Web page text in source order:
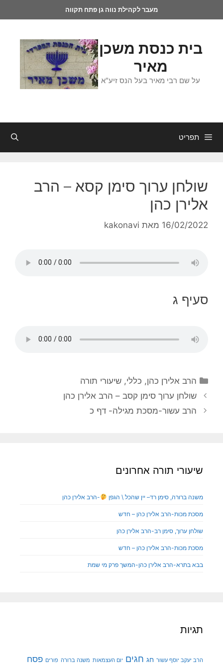
מעבר לקהילת נווה גן פתח תקווה
בית כנסת משכן
מאיר
על שם רבי מאיר בעל הנס זיע"א
תפריט
שולחן ערוך סימן קסא – הרב
אלירן כהן
16/02/2022 מאת kakonavi
סעיף ג
הרב אלירן כהן, כללי,שיעורי תורה
שולחן ערוך סימן קסב – הרב אלירן כהן
הרב עשור-מסכת מגילה- דף כ
שיעורי תורה אחרונים
משנה ברורה, סימן רד– יין שהכל \ הגפן -הרב אלירן כהן
מסכת מכות-הרב אלירן כהן – חדש
שולחן ערוך, סימן רב-הרב אלירן כהן
מסכת מכות-הרב אלירן כהן – חדש
בבא בתרא-הרב אלירן כהן-המשך פרק מי שמת
תגיות
הרב יעקב יוסף עשור חג חגים יום העצמאות משנה ברורה פורים פסח